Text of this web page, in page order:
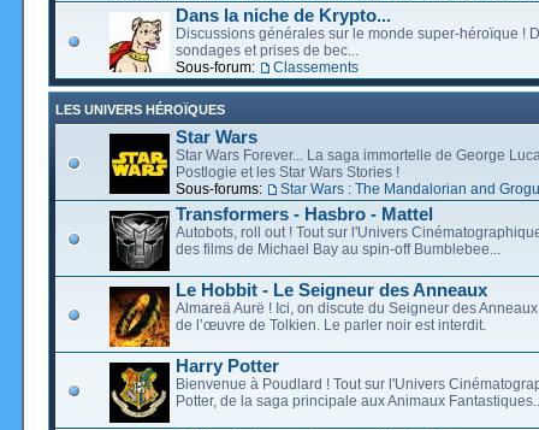
Dans la niche de Krypto...
Discussions générales sur le monde super-héroïque !
sondages et prises de bec...
Sous-forum:
Classements
LES UNIVERS HÉROÏQUES
Star Wars
Star Wars Forever... La saga immortelle de George
Postlogie et les Star Wars Stories !
Sous-forums:
Star Wars : The Mandalorian and Grogu
Transformers - Hasbro - Mattel
Autobots, roll out ! Tout sur l'Univers
des films de Michael Bay au spin-off Bumblebee...
Le Hobbit - Le Seigneur des Anneaux
Almareä Aurë ! Ici, on discute du Seigneur des
de l’œuvre de Tolkien. Le parler noir est interdit.
Harry Potter
Bienvenue à Poudlard ! Tout sur l'Univers
Potter, de la saga principale aux Animaux